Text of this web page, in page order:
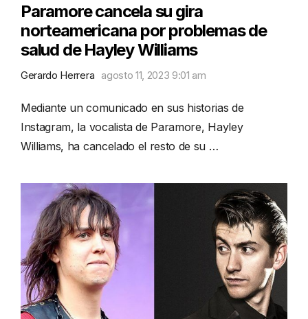
Paramore cancela su gira
norteamericana por problemas de
salud de Hayley Williams
Gerardo Herrera agosto 11, 2023 9:01 am
Mediante un comunicado en sus historias de
Instagram, la vocalista de Paramore, Hayley
Williams, ha cancelado el resto de su …